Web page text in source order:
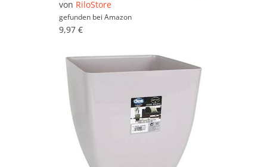
von RiloStore
gefunden bei Amazon
9,97 €